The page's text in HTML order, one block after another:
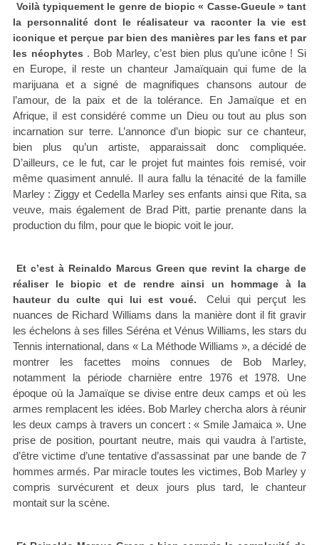
Voilà typiquement le genre de biopic « Casse-Gueule » tant
la personnalité dont le réalisateur va raconter la vie est
iconique et perçue par bien des manières par les fans et par
les néophytes . Bob Marley, c’est bien plus qu’une icône ! Si
en Europe, il reste un chanteur Jamaïquain qui fume de la
marijuana et a signé de magnifiques chansons autour de
l’amour, de la paix et de la tolérance. En Jamaïque et en
Afrique, il est considéré comme un Dieu ou tout au plus son
incarnation sur terre. L’annonce d’un biopic sur ce chanteur,
bien plus qu’un artiste, apparaissait donc compliquée.
D’ailleurs, ce le fut, car le projet fut maintes fois remisé, voir
même quasiment annulé. Il aura fallu la ténacité de la famille
Marley : Ziggy et Cedella Marley ses enfants ainsi que Rita, sa
veuve, mais également de Brad Pitt, partie prenante dans la
production du film, pour que le biopic voit le jour.
Et c’est à Reinaldo Marcus Green que revint la charge de
réaliser le biopic et de rendre ainsi un hommage à la
hauteur du culte qui lui est voué.
Celui qui perçut les
nuances de Richard Williams dans la manière dont il fit gravir
les échelons à ses filles Séréna et Vénus Williams, les stars du
Tennis international, dans « La Méthode Williams », a décidé de
montrer les facettes moins connues de Bob Marley,
notamment la période charnière entre 1976 et 1978. Une
époque où la Jamaïque se divise entre deux camps et où les
armes remplacent les idées. Bob Marley chercha alors à réunir
les deux camps à travers un concert : « Smile Jamaica ». Une
prise de position, pourtant neutre, mais qui vaudra à l’artiste,
d’être victime d’une tentative d’assassinat par une bande de 7
hommes armés. Par miracle toutes les victimes, Bob Marley y
compris survécurent et deux jours plus tard, le chanteur
montait sur la scène.